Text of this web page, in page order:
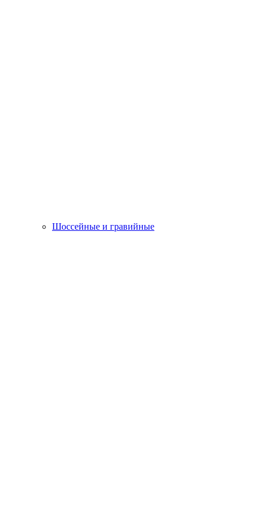
Шоссейные и гравийные